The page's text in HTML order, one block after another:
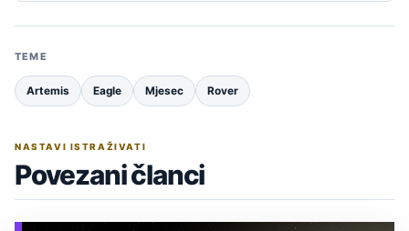
TEME
Artemis Eagle Mjesec Rover
NASTAVI ISTRAŽIVATI
Povezani članci